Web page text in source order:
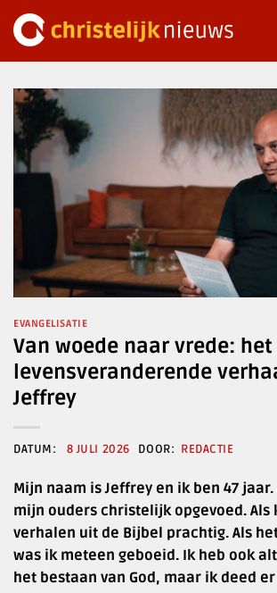
naar
EVANGELISATIE
Van woede naar vrede: het
levensveranderende
Jeffrey
8 JULI 2026 REDACTIE
Mijn naam is Jeffrey en ik ben 47
mijn ouders christelijk opgevoed. Als
verhalen uit de Bijbel prachtig. Als
was ik meteen geboeid. Ik heb ook
het bestaan van God, maar ik deed